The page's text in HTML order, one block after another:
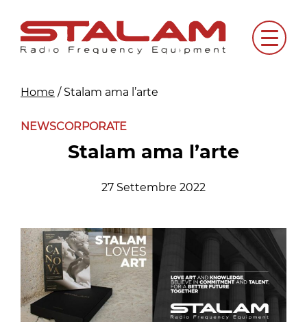
content
Menu
Home / Stalam ama l’arte
NEWSCORPORATE
Stalam ama l’arte
27 Settembre 2022